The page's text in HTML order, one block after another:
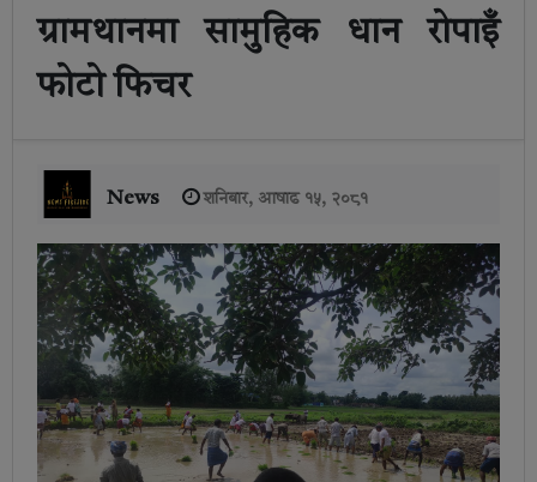
ग्रामथानमा सामुहिक धान रोपाइँ
फोटो फिचर
News शनिबार, आषाढ १५, २०८१